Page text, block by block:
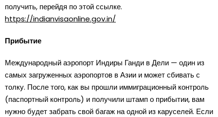
получить, перейдя по этой ссылке.
https://indianvisaonline.gov.in/
Прибытие
Международный аэропорт Индиры Ганди в Дели — один из
самых загруженных аэропортов в Азии и может сбивать с
толку. После того, как вы прошли иммиграционный контроль
(паспортный контроль) и получили штамп о прибытии, вам
нужно будет забрать свой багаж на одной из каруселей. Если